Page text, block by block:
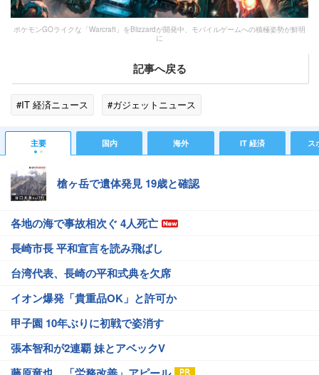
ポケモンGOライクな「Warcraft」をBlizzardが開発中、モバイルゲームへの積極姿勢が鮮明
に
記事へ戻る
#IT 経済ニュース #ガジェットニュース
主要 国内 海外 IT 経済 ス
槍ヶ岳で遺体発見 19歳と確認
各地の海で事故相次ぐ 4人死亡
長崎市長 平和宣言を読み飛ばし
台湾代表、長崎の平和式典を欠席
イオン爆発「貴重品OK」と許可か
甲子園 10年ぶりに初戦で姿消す
張本智和が2連覇 妹とアベックV